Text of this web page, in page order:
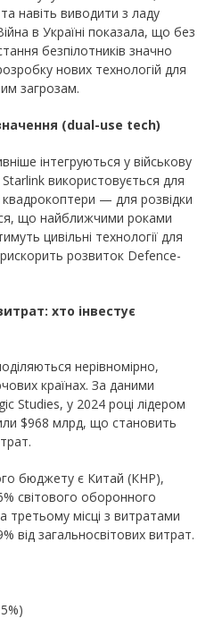
навіть виводити з ладу
в Україні показала, що без
безпілотників значно
нових технологій для
загрозам.
(dual-use tech)
інтегруються у військову
використовується для
квадрокоптери — для розвідки
що найближчими роками
цивільні технології для
розвиток Defence-
хто інвестує
нерівномірно,
країнах. За даними
Studies, у 2024 році лідером
$968 млрд, що становить
бюджету є Китай (КНР),
світового оборонного
третьому місці з витратами
від загальносвітових витрат.